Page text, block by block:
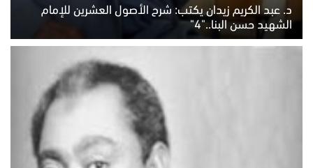
د. عبد الكريم زيدان يكتب: شرح الأصول العشرين للإمام
الشهيد حسن البنا.."4"
الخميس 6 أغسطس 2026 10:27 ص